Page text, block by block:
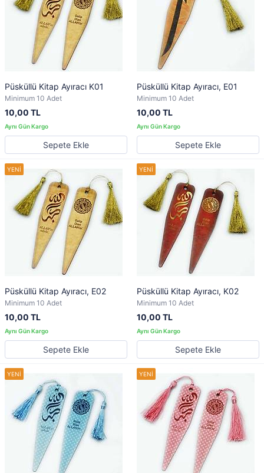
Püsküllü Kitap Ayıracı K01
Minimum 10 Adet
10,00 TL
Sepete Ekle
Püsküllü Kitap Ayıracı, E01
Minimum 10 Adet
10,00 TL
Sepete Ekle
Püsküllü Kitap Ayıracı, E02
Minimum 10 Adet
10,00 TL
Sepete Ekle
Püsküllü Kitap Ayıracı, K02
Minimum 10 Adet
10,00 TL
Sepete Ekle